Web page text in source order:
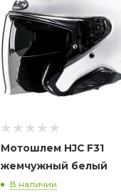
Мотошлем HJC F31
жемчужный белый
В наличии